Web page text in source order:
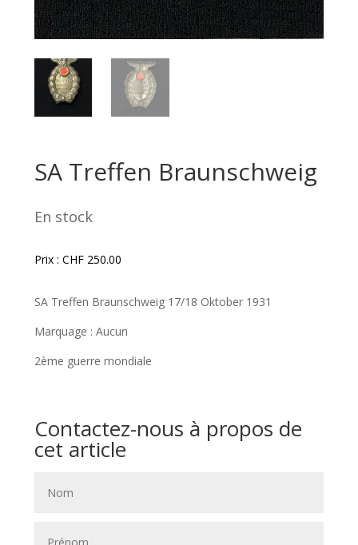
SA Treffen Braunschweig
En stock
Prix : CHF250.00
SA Treffen Braunschweig 17/18 Oktober 1931
Marquage : Aucun
2ème guerre mondiale
Contactez-nous à propos de
cet article